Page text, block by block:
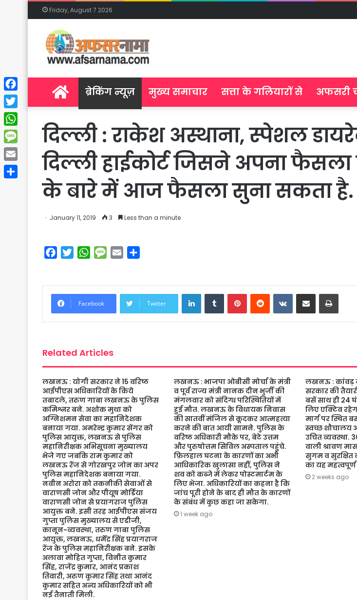
Friday, August 7 2026
Homeब्रेकिंग न्यूज़ मुख्य समाचार सत्ता के गलियारों से अफसरी
दिल्ली : राकेश अस्थाना, स्पेशल
दिल्ली हाईकोर्ट जिसने अपना फैसला
के बारे में आज फैसला सुना सकता है.
January 11, 2019 3 Less than a minute
b
o
e
W
s
A
M
g
Facebook Twitter
LinkedInTumblrPinterestReddit VKontakte
Share via Email Print
Related Articles
लखनऊ : योगी सरकार ने 15 वरिष्ठ
आईपीएस अधिकारियों के किये
तबादले, तरुण गाबा लखनऊ के पुलिस
कमिश्नर बने. अशोक मुथा को
अग्निशमन सेवा का महानिदेशक
बनाया गया. अमरेन्द्र कुमार सेंगर को
पुलिस आयुक्त, लखनऊ से पुलिस
महानिरीक्षक अभिसूचना मुख्यालय
भेजे गए जबकि राम कुमार को
लखनऊ रेंज से गोरखपुर जोन का अपर
पुलिस महानिदेशक बनाया गया.
नवीन अरोरा को तकनीकी सेवाओं से
वाराणसी जोन और पीयूष मोर्डिया
वाराणसी जोन से प्रयागराज पुलिस
आयुक्त बने. इसी तरह आईपीएस संजय
गुप्ता पुलिस मुख्यालय से एडीजी,
कानून-व्यवस्था, तरुण गाबा पुलिस
आयुक्त, लखनऊ, धर्मेंद्र सिंह प्रयागराज
रेंज के पुलिस महानिरीक्षक बने. इसके
अलावा मोहित गुप्ता, विनीत कुमार
सिंह, राजेंद्र कुमार, आनंद प्रकाश
तिवारी, अरुण कुमार सिंह तथा आनंद
कुमार सहित अन्य अधिकारियों को भी
नई तैनाती मिली.
लखनऊ : भाजपा ओबीसी मोर्चा के मंत्री
व पूर्व राज्य मंत्री नानक दीन भुर्जी की
मंगलवार को संदिग्ध परिस्थितियों में
हुई मौत. लखनऊ के विधायक निवास
की सातवीं मंजिल से कूदकर आत्महत्या
करने की बात आयी सामने. पुलिस के
वरिष्ठ अधिकारी मौके पर, बेटे उत्तम
और पुरुषोत्तम सिविल अस्पताल पहुंचे.
फ़िलहाल घटना के कारणों का अभी
आधिकारिक खुलासा नहीं, पुलिस ने
शव को कब्जे में लेकर पोस्टमार्टम के
लिए भेजा. अधिकारियों का कहना है कि
जांच पूरी होने के बाद ही मौत के कारणों
के संबंध में कुछ कहा जा सकेगा.
1 week ago
लखनऊ : कांवड़
सरकार की
बसें साथ ही 24
लिए एक्टिव
मार्ग पर स्थित
स्वच्छ शौचालय
उचित व्यवस्था.
वाली श्रावण
सुगम व
का यह
2 weeks ago
Facebook
Twitter
WhatsApp
Message
Email